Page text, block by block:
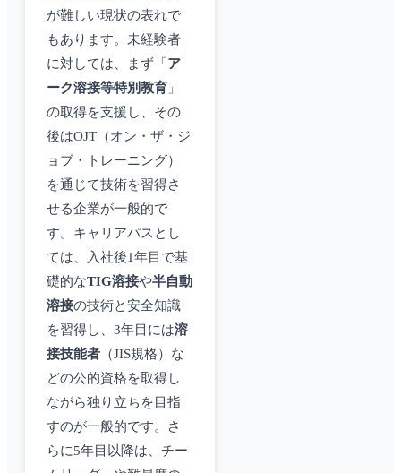
が難しい現状の表れで
もあります。未経験者
に対しては、まず「 ア
ーク溶接等特別教育 」
の取得を支援し、その
後はOJT（オン・ザ・ジ
ョブ・トレーニング）
を通じて技術を習得さ
せる企業が一般的で
す。キャリアパスとし
ては、入社後1年目で基
礎的なTIG溶接や半自動
溶接の技術と安全知識
を習得し、3年目には溶
接技能者 （JIS規格）な
どの公的資格を取得し
ながら独り立ちを目指
すのが一般的です。さ
らに5年目以降は、チー